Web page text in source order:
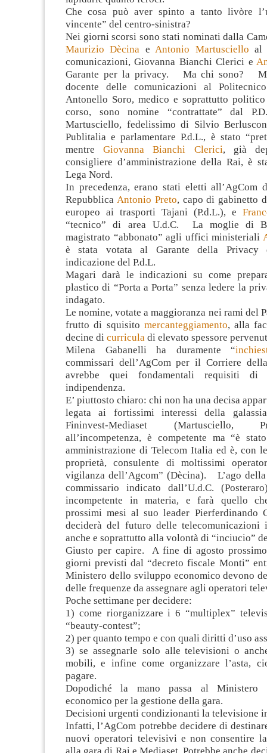
Che cosa può aver spinto a tanto livòre
vincente” del centro-sinistra?
Nei giorni scorsi sono stati nominati dalla
Maurizio Dècina eAntonio Martusciello al
comunicazioni, Giovanna Bianchi Clerici e
Garante per la privacy. Ma chi sono?
docente delle comunicazioni al
Antonello Soro, medico e soprattutto
corso, sono nomine “contrattate” dal
Martusciello, fedelissimo di Silvio
Publitalia e parlamentare P.d.L., è stato
mentreGiovanna Bianchi Clerici, già
consigliere d’amministrazione della Rai, è
Lega Nord.
In precedenza, erano stati eletti all’AgCom
Repubblica Antonio Preto, capo di gabinetto
europeo ai trasporti Tajani (P.d.L.), e
“tecnico” di area U.d.C. La moglie di
magistrato “abbonato” agli uffici ministeriali
è stata votata al Garante della Privacy
indicazione del P.d.L.
Magari darà le indicazioni su come
plastico di “Porta a Porta” senza ledere la
indagato.
Le nomine, votate a maggioranza nei rami del
frutto di squisito mercanteggiamento, alla
decine di curricula di elevato spessore
Milena Gabanelli ha duramente “
commissari dell’AgCom per il Corriere
avrebbe quei fondamentali requisiti di
indipendenza.
E’ piuttosto chiaro: chi non ha una decisa
legata ai fortissimi interessi della galassia
Fininvest-Mediaset (Martusciello,
all’incompetenza, è competente ma “è
amministrazione di Telecom Italia ed è, con
proprietà, consulente di moltissimi
vigilanza dell’Agcom” (Dècina). L’ago
commissario indicato dall’U.d.C.
incompetente in materia, e farà quello
prossimi mesi al suo leader
deciderà del futuro delle telecomunicazioni
anche e soprattutto alla volontà di “inciucio”
Giusto per capire. A fine di agosto
giorni previsti dal “decreto fiscale Monti”
Ministero dello sviluppo economico devono
delle frequenze da assegnare agli operatori
Poche settimane per decidere:
1) come riorganizzare i 6 “multiplex”
“beauty-contest”;
2) per quanto tempo e con quali diritti d’uso
3) se assegnarle solo alle televisioni o
mobili, e infine come organizzare l’asta,
pagare.
Dopodiché la mano passa al Ministero
economico per la gestione della gara.
Decisioni urgenti condizionanti la televisione
Infatti, l’AgCom potrebbe decidere di
nuovi operatori televisivi e non consentire